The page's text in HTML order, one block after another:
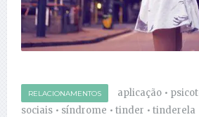
RELACIONAMENTOS aplicação •
sociais • síndrome • tinder • tinderela